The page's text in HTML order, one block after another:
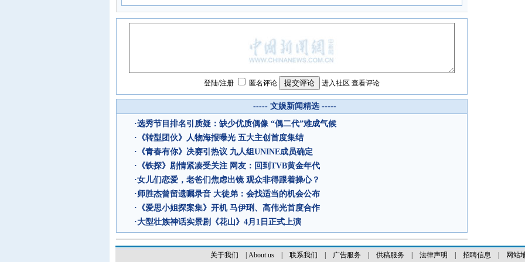
登陆/注册 匿名评论 进入社区 查看评论
----- 文娱新闻精选 -----
·选秀节目排名引质疑：缺少优质偶像 “偶二代”难成气候
· 《转型团伙》人物海报曝光 五大主创首度集结
· 《青春有你》决赛引热议 九人组UNINE成员确定
· 《铁探》剧情紧凑受关注 网友：回到TVB黄金年代
·女儿们恋爱，老爸们焦虑出镜 观众非得跟着操心？
·师胜杰曾留遗嘱录音 大徒弟：会找适当的机会公布
· 《爱思小姐探案集》开机 马伊琍、高伟光首度合作
·大型壮族神话实景剧《花山》4月1日正式上演
关于我们 About us| 联系我们 广告服务| 供稿服务| 法律声明 招聘信息 网站